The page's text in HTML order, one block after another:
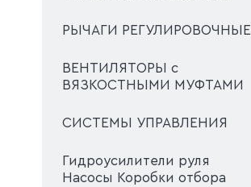
РЫЧАГИ РЕГУЛИРОВОЧНЫЕ
ВЕНТИЛЯТОРЫ с
ВЯЗКОСТНЫМИ МУФТАМИ
СИСТЕМЫ УПРАВЛЕНИЯ
Гидроусилители руля
Насосы Коробки отбора